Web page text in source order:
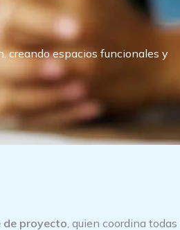
creando espacios funcionales y
de proyecto, quien coordina